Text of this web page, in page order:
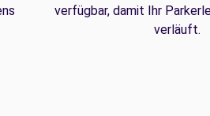
verfügbar, damit Ihr
verläuft.